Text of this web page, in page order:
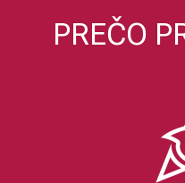
PREČO